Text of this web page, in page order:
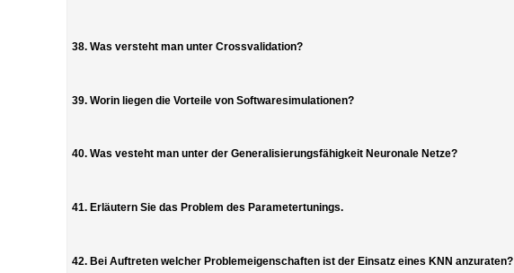
38. Was versteht man unter Crossvalidation?
39. Worin liegen die Vorteile von Softwaresimulationen?
40. Was vesteht man unter der Generalisierungsfähigkeit Neuronale Netze?
41. Erläutern Sie das Problem des Parametertunings.
42. Bei Auftreten welcher Problemeigenschaften ist der Einsatz eines KNN anzuraten?